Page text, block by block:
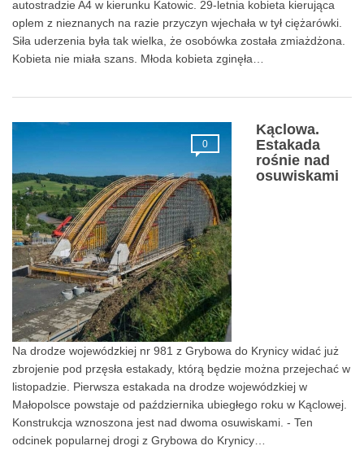
autostradzie A4 w kierunku Katowic. 29-letnia kobieta kierująca
oplem z nieznanych na razie przyczyn wjechała w tył ciężarówki.
Siła uderzenia była tak wielka, że osobówka została zmiażdżona.
Kobieta nie miała szans. Młoda kobieta zginęła…
0
Kąclowa.
Estakada
rośnie nad
osuwiskami
Na drodze wojewódzkiej nr 981 z Grybowa do Krynicy widać już
zbrojenie pod przęsła estakady, którą będzie można przejechać w
listopadzie. Pierwsza estakada na drodze wojewódzkiej w
Małopolsce powstaje od października ubiegłego roku w Kąclowej.
Konstrukcja wznoszona jest nad dwoma osuwiskami. - Ten
odcinek popularnej drogi z Grybowa do Krynicy…